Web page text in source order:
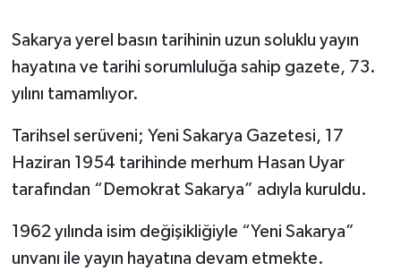
Sakarya yerel basın tarihinin uzun soluklu yayın
hayatına ve tarihi sorumluluğa sahip gazete, 73.
yılını tamamlıyor.
Tarihsel serüveni; Yeni Sakarya Gazetesi, 17
Haziran 1954 tarihinde merhum Hasan Uyar
tarafından “Demokrat Sakarya” adıyla kuruldu.
1962 yılında isim değişikliğiyle “Yeni Sakarya”
unvanı ile yayın hayatına devam etmekte.